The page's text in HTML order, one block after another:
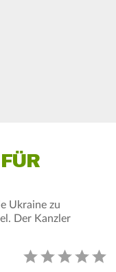
Ukraine zu
Der Kanzler